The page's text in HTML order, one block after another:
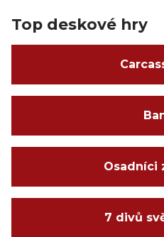
Top deskové hry
Osadníci
7 divů